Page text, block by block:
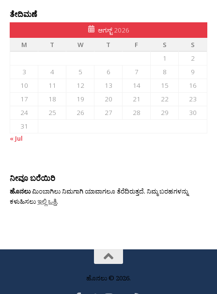
ತೇದಿಮಣೆ
ಆಗಸ್ಟ್ 2026
M
T W T F S
S
1
2
3
4 5 6 7 8
9
10
11 12 13 14 15
16
17
18 19 20 21 22
23
24
25 26 27 28 29
30
31
« Jul
ನೀವೂ ಬರೆಯಿರಿ
ಹೊನಲುಮಿಂಬಾಗಿಲು ನಿಮಗಾಗಿ ಯಾವಾಗಲೂ ತೆರೆದಿರುತ್ತದೆ. ನಿಮ್ಮ ಬರಹಗಳನ್ನು
ಕಳುಹಿಸಲುಇಲ್ಲಿ ಒತ್ತಿ.
ಹೊನಲು © 2026.